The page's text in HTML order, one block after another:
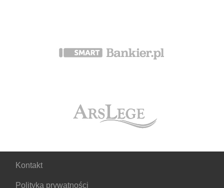
Kontakt
Polityka prywatności